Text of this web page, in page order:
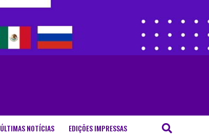
ÚLTIMAS NOTÍCIAS EDIÇÕES IMPRESSAS